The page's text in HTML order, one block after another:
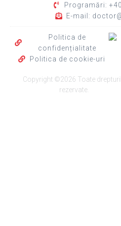
Programări:
E-mail:
Politica de
confidențialitate
Politica de cookie-uri
Copyright ©2026 Toate
rezervate.